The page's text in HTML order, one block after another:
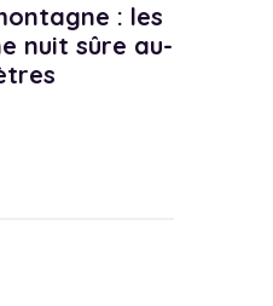
: les
nuit sûre au-